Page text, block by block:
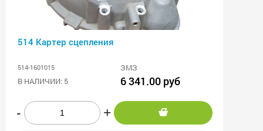
514 Картер сцепления
514-1601015
ЗМЗ
В НАЛИЧИИ: 5
6 341.00 руб
- +